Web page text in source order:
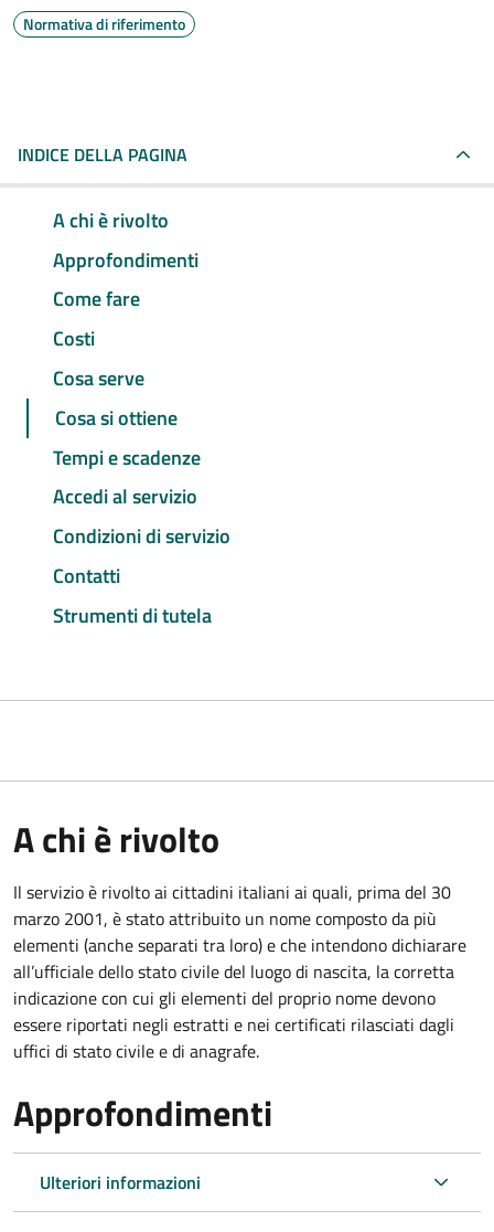
Normativa di riferimento
INDICE DELLA PAGINA
A chi è rivolto
Approfondimenti
Come fare
Costi
Cosa serve
Cosa si ottiene
Tempi e scadenze
Accedi al servizio
Condizioni di servizio
Contatti
Strumenti di tutela
A chi è rivolto
Il servizio è rivolto ai cittadini italiani ai quali, prima del 30
marzo 2001, è stato attribuito un nome composto da più
elementi (anche separati tra loro) e che intendono dichiarare
all’ufficiale dello stato civile del luogo di nascita, la corretta
indicazione con cui gli elementi del proprio nome devono
essere riportati negli estratti e nei certificati rilasciati dagli
uffici di stato civile e di anagrafe.
Approfondimenti
Ulteriori informazioni